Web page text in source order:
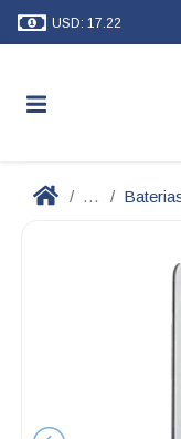
USD: 17.22
...